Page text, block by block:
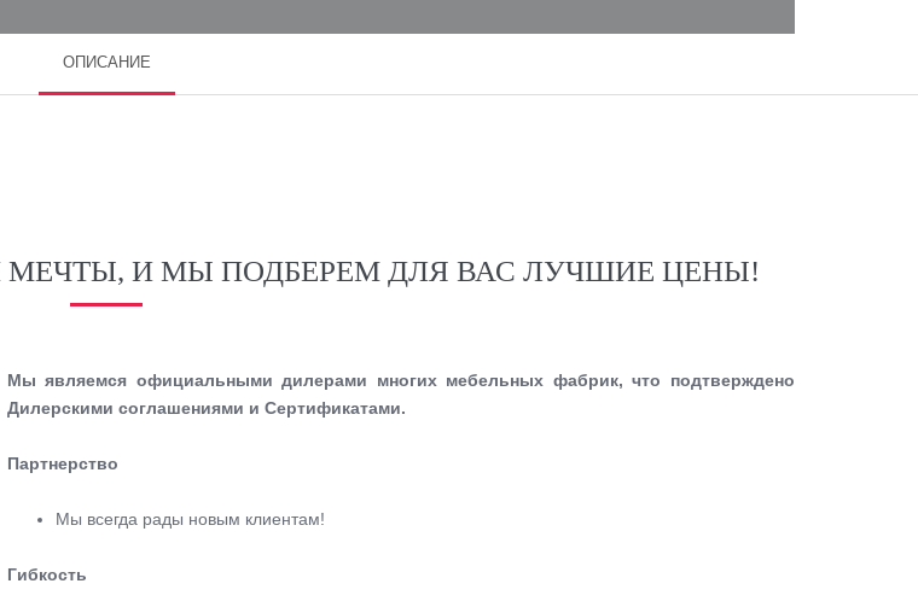
ОПИСАНИЕ
И МЫ ПОДБЕРЕМ ДЛЯ ВАС ЛУЧШИЕ ЦЕНЫ!
Мы являемся официальными дилерами многих мебельных фабрик, что подтверждено
Дилерскими соглашениями и Сертификатами.
Партнерство
Мы всегда рады новым клиентам!
Гибкость